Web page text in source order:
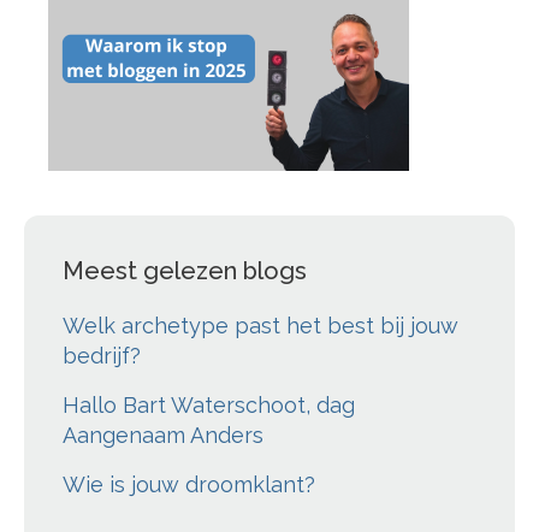
Meest gelezen blogs
Welk archetype past het best bij jouw
bedrijf?
Hallo Bart Waterschoot, dag
Aangenaam Anders
Wie is jouw droomklant?